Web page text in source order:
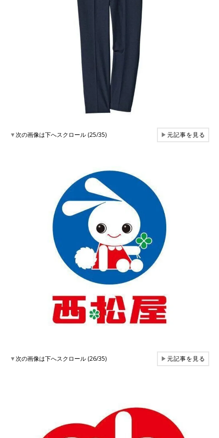
▼次の画像は下へスクロール (25/35) ▶元記事を見る
▼次の画像は下へスクロール (26/35) ▶元記事を見る